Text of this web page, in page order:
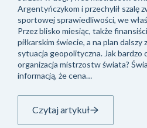
Argentyńczykom i przechylił szalę
sportowej sprawiedliwości, we
Przez blisko miesiąc, także
piłkarskim świecie, a na plan dalszy
sytuacja geopolityczna. Jak bardzo
organizacja mistrzostw świata?
informacją, że cena…
Czytaj artykuł